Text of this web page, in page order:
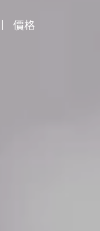
價格